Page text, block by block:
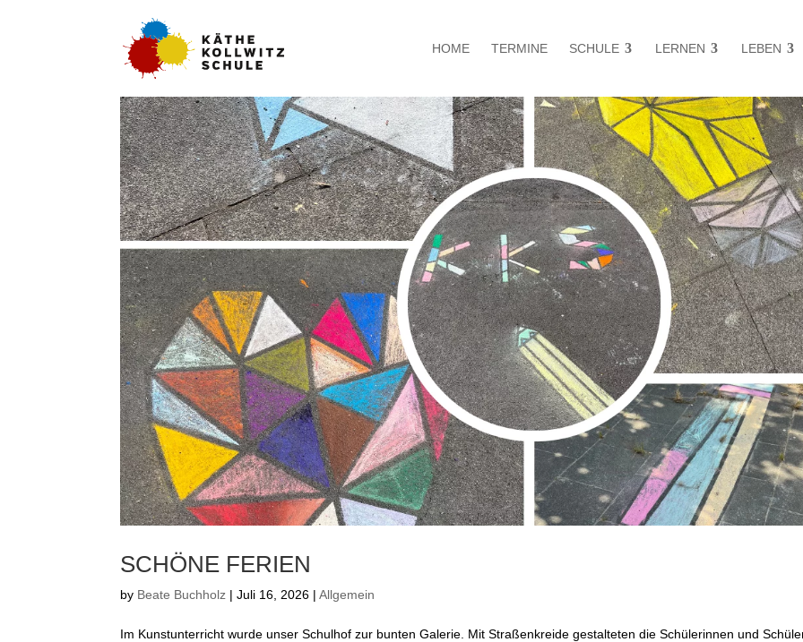
HOME TERMINE SCHULE LERNEN LEBEN
SCHÖNE FERIEN
by Beate Buchholz |Juli 16, 2026 |Allgemein
Im Kunstunterricht wurde unser Schulhof zur bunten Galerie. Mit Straßenkreide gestalteten die Schülerinnen und